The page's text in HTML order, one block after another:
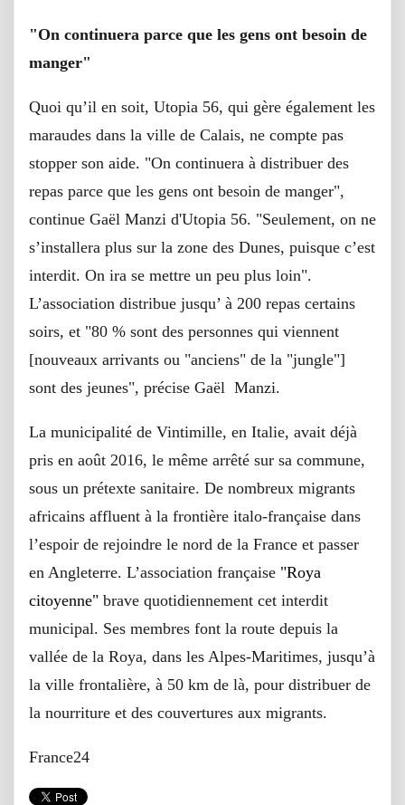
"On continuera parce que les gens ont besoin de
manger"
Quoi qu’il en soit, Utopia 56, qui gère également les
maraudes dans la ville de Calais, ne compte pas
stopper son aide. "On continuera à distribuer des
repas parce que les gens ont besoin de manger",
continue Gaël Manzi d'Utopia 56. "Seulement, on ne
s’installera plus sur la zone des Dunes, puisque c’est
interdit. On ira se mettre un peu plus loin".
L’association distribue jusqu’ à 200 repas certains
soirs, et "80 % sont des personnes qui viennent
[nouveaux arrivants ou "anciens" de la "jungle"]
sont des jeunes", précise Gaël Manzi.
La municipalité de Vintimille, en Italie, avait déjà
pris en août 2016, le même arrêté sur sa commune,
sous un prétexte sanitaire. De nombreux migrants
africains affluent à la frontière italo-française dans
l’espoir de rejoindre le nord de la France et passer
en Angleterre. L’association française "Roya
citoyenne" brave quotidiennement cet interdit
municipal. Ses membres font la route depuis la
vallée de la Roya, dans les Alpes-Maritimes, jusqu’à
la ville frontalière, à 50 km de là, pour distribuer de
la nourriture et des couvertures aux migrants.
France24